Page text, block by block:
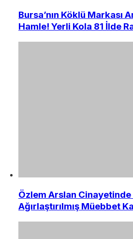
Bursa’nın Köklü Markası
Hamle! Yerli Kola 81 İlde
Özlem Arslan
Ağırlaştırılmış Müebbet